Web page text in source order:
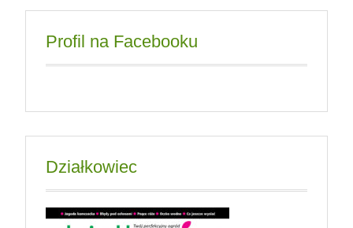
Profil na Facebooku
Działkowiec